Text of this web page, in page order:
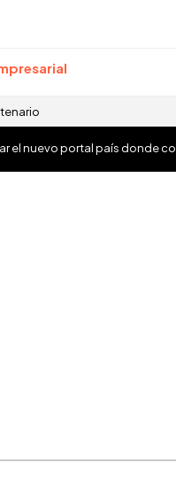
el nuevo portal país donde